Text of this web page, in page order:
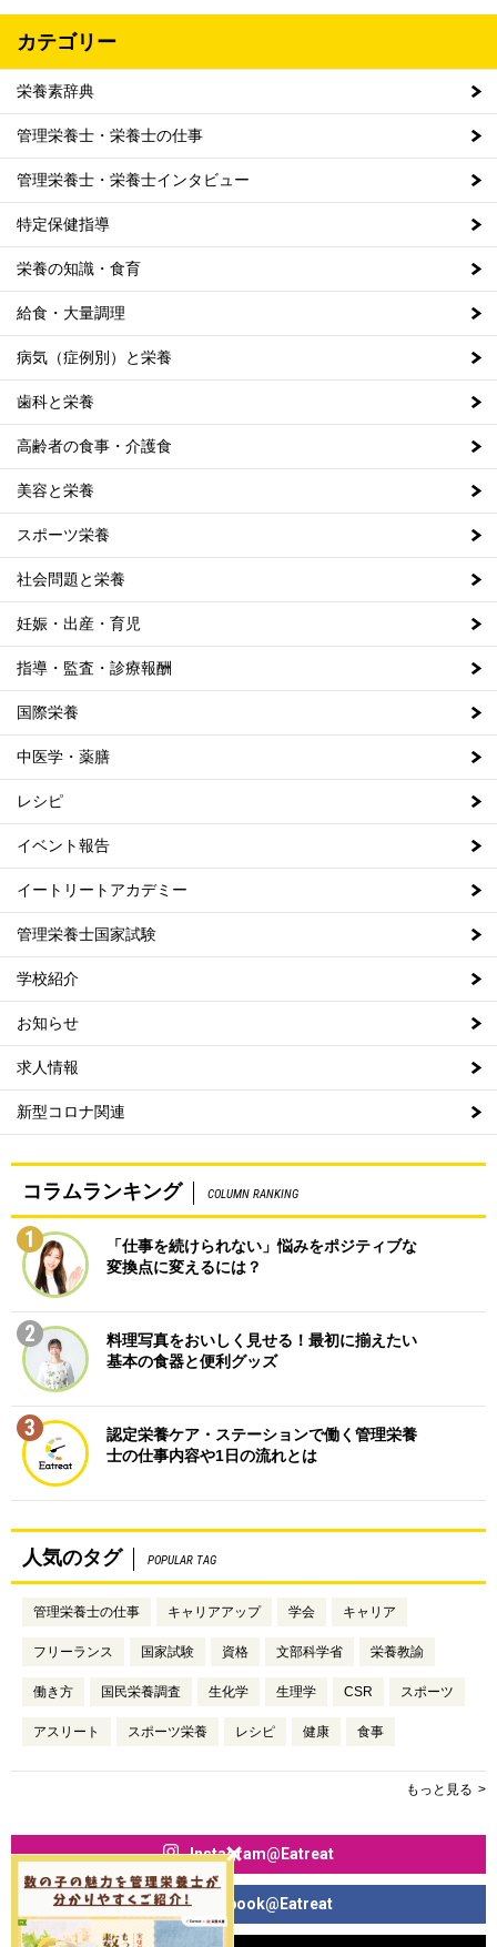
カテゴリー
栄養素辞典
管理栄養士・栄養士の仕事
管理栄養士・栄養士インタビュー
特定保健指導
栄養の知識・食育
給食・大量調理
病気（症例別）と栄養
歯科と栄養
高齢者の食事・介護食
美容と栄養
スポーツ栄養
社会問題と栄養
妊娠・出産・育児
指導・監査・診療報酬
国際栄養
中医学・薬膳
レシピ
イベント報告
イートリートアカデミー
管理栄養士国家試験
学校紹介
お知らせ
求人情報
新型コロナ関連
コラムランキング COLUMN RANKING
1
「仕事を続けられない」悩みをポジティブな
変換点に変えるには？
2
料理写真をおいしく見せる！最初に揃えたい
基本の食器と便利グッズ
3
認定栄養ケア・ステーションで働く管理栄養
士の仕事内容や1日の流れとは
人気のタグ POPULAR TAG
管理栄養士の仕事 キャリアアップ 学会 キャリア
フリーランス 国家試験 資格 文部科学省 栄養教諭
働き方 国民栄養調査 生化学 生理学 CSR スポーツ
アスリート スポーツ栄養 レシピ 健康 食事
もっと見る
Instagram@Eatreat
Facebook@Eatreat